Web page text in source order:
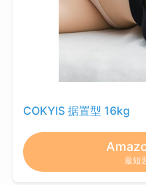
COKYIS 据置型 16kg
最短